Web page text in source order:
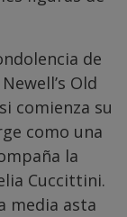
de
Old
comienza su
como una
la
Cuccittini.
media asta